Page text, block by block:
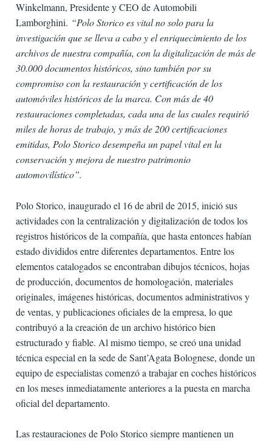
Winkelmann, Presidente y CEO de Automobili
Lamborghini. “Polo Storico es vital no solo para la
investigación que se lleva a cabo y el enriquecimiento de los
archivos de nuestra compañía, con la digitalización de más de
30.000 documentos históricos, sino también por su
compromiso con la restauración y certificación de los
automóviles históricos de la marca. Con más de 40
restauraciones completadas, cada una de las cuales requirió
miles de horas de trabajo, y más de 200 certificaciones
emitidas, Polo Storico desempeña un papel vital en la
conservación y mejora de nuestro patrimonio
automovilístico”.
Polo Storico, inaugurado el 16 de abril de 2015, inició sus
actividades con la centralización y digitalización de todos los
registros históricos de la compañía, que hasta entonces habían
estado divididos entre diferentes departamentos. Entre los
elementos catalogados se encontraban dibujos técnicos, hojas
de producción, documentos de homologación, materiales
originales, imágenes históricas, documentos administrativos y
de ventas, y publicaciones oficiales de la empresa, lo que
contribuyó a la creación de un archivo histórico bien
estructurado y fiable. Al mismo tiempo, se creó una unidad
técnica especial en la sede de Sant’Agata Bolognese, donde un
equipo de especialistas comenzó a trabajar en coches históricos
en los meses inmediatamente anteriores a la puesta en marcha
oficial del departamento.
Las restauraciones de Polo Storico siempre mantienen un